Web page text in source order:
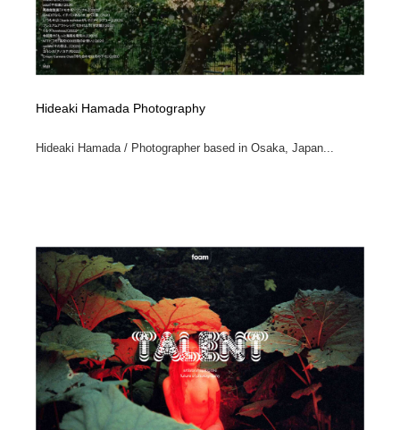
Hideaki Hamada Photography
Hideaki Hamada / Photographer based in Osaka, Japan...